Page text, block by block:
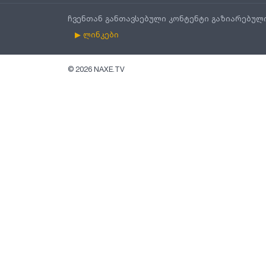
ჩვენთან განთავსებული კონტენტი
▶ ლინკები
© 2026 NAXE.TV